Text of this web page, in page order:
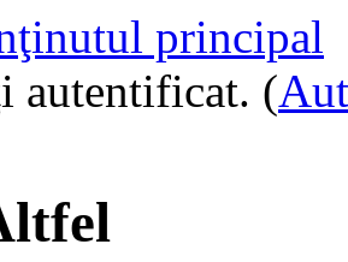
principal
autentificat. (